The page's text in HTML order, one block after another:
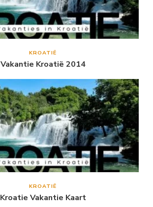
KROATIË
Vakantie Kroatië 2014
KROATIË
Kroatie Vakantie Kaart